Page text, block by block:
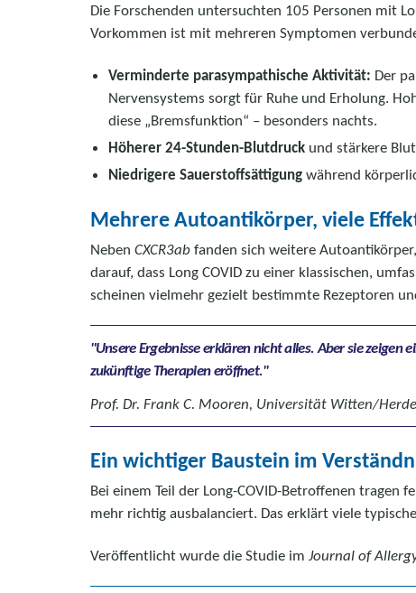
Die Forschenden untersuchten 105 Personen mit
Vorkommen ist mit mehreren Symptomen
Verminderte parasympathische Aktivität: Der
Nervensystems sorgt für Ruhe und Erholung.
diese „Bremsfunktion“ – besonders nachts.
Höherer 24-Stunden-Blutdruckund stärkere
Niedrigere Sauerstoffsättigungwährend
Mehrere Autoantikörper, viele
Neben CXCR3abfanden sich weitere
darauf, dass Long COVID zu einer klassischen,
scheinen vielmehr gezielt bestimmte Rezeptoren
Unsere Ergebnisse erklären nicht alles. Aber sie
zukünftige Therapien eröffnet.
Prof. Dr. Frank C. Mooren, Universität Witten/
Ein wichtiger Baustein im
Bei einem Teil der Long-COVID-Betroffenen
mehr richtig ausbalanciert. Das erklärt viele
Veröffentlicht wurde die Studie im Journal of